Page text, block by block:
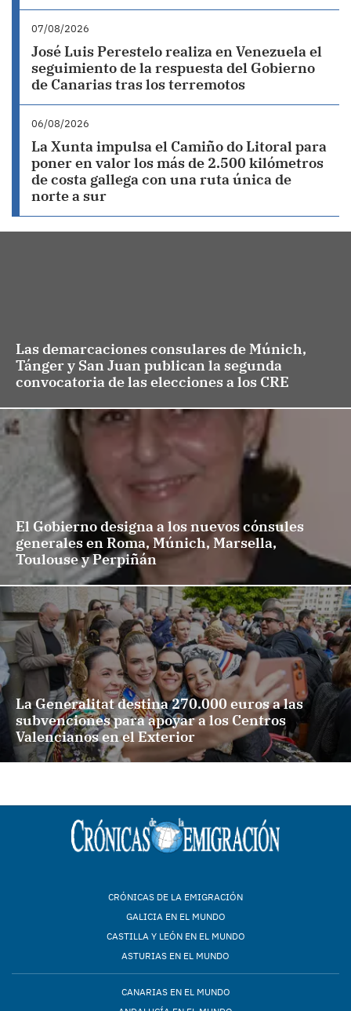
07/08/2026
José Luis Perestelo realiza en Venezuela el
seguimiento de la respuesta del Gobierno
de Canarias tras los terremotos
06/08/2026
La Xunta impulsa el Camiño do Litoral para
poner en valor los más de 2.500 kilómetros
de costa gallega con una ruta única de
norte a sur
Las demarcaciones consulares de Múnich,
Tánger y San Juan publican la segunda
convocatoria de las elecciones a los CRE
El Gobierno designa a los nuevos cónsules
generales en Roma, Múnich, Marsella,
Toulouse y Perpiñán
La Generalitat destina 270.000 euros a las
subvenciones para apoyar a los Centros
Valencianos en el Exterior
CRÓNICAS DE LA EMIGRACIÓN
GALICIA EN EL MUNDO
CASTILLA Y LEÓN EN EL MUNDO
ASTURIAS EN EL MUNDO
CANARIAS EN EL MUNDO